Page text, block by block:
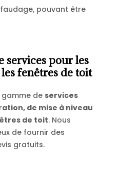
pouvant être
services pour les
fenêtres de toit
de services
de mise à niveau
de toit. Nous
de fournir des
gratuits.